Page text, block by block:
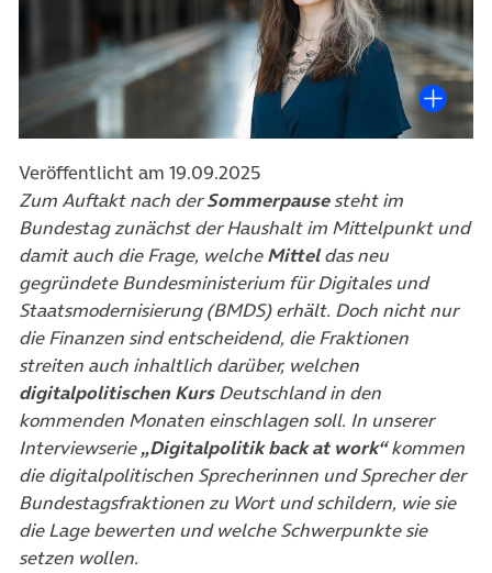
Veröffentlicht am 19.09.2025
Zum Auftakt nach derSommerpausesteht im
Bundestag zunächst der Haushalt im Mittelpunkt und
damit auch die Frage, welcheMitteldas neu
gegründete Bundesministerium für Digitales und
Staatsmodernisierung (BMDS) erhält. Doch nicht nur
die Finanzen sind entscheidend, die Fraktionen
streiten auch inhaltlich darüber, welchen
digitalpolitischen KursDeutschland in den
kommenden Monaten einschlagen soll. In unserer
Interviewserie„Digitalpolitik back at work“kommen
die digitalpolitischen Sprecherinnen und Sprecher der
Bundestagsfraktionen zu Wort und schildern, wie sie
die Lage bewerten und welche Schwerpunkte sie
setzen wollen.